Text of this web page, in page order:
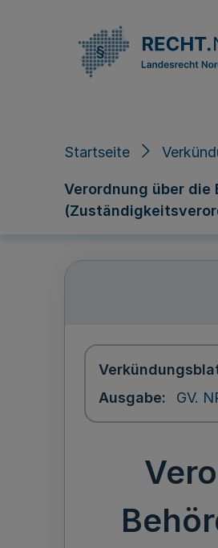
Startseite
Verordnung über
Ausgabe
GV.